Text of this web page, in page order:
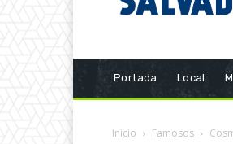
Portada Local
Inicio Famosos